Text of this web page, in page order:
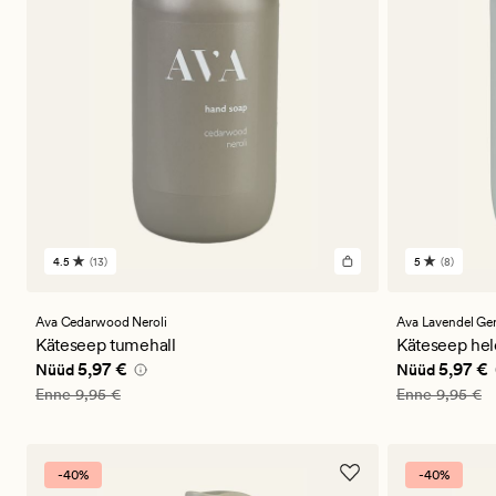
13
hinnanguga
4.5
4.5 (13)
Ava Cedarwood Neroli
Käteseep tumehall
Nåværende pris_ee
Nüüd5,97 €
Vanlig pris_ee
Enne9,95 €
8
5
5 (8)
Ava Lavendel
Käteseep
Nåværende
Nüüd5,97 €
Vanlig pris_ee
Enne9,95 €
-40% -40%